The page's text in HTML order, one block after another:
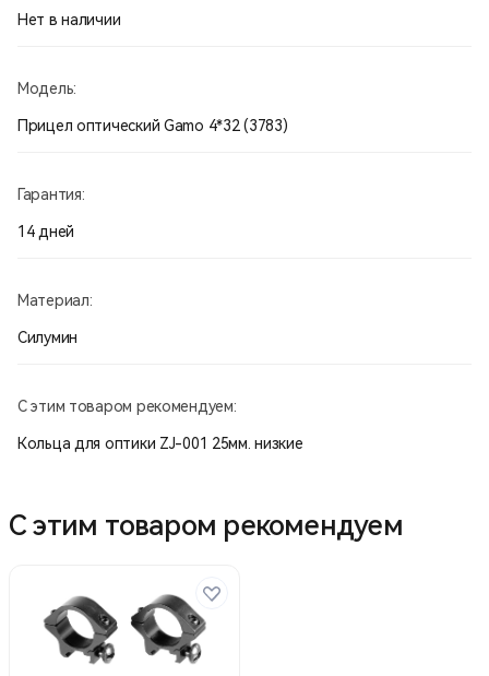
Нет в наличии
Модель:
Прицел оптический Gamo 4*32 (3783)
Гарантия:
14 дней
Материал:
Силумин
С этим товаром рекомендуем:
Кольца для оптики ZJ-001 25мм. низкие
С этим товаром рекомендуем